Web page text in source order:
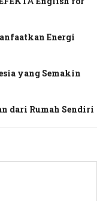
Energi
yang Semakin
dari Rumah Sendiri